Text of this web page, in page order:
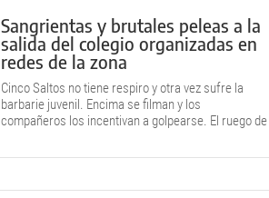
Sangrientas y brutales peleas a la
salida del colegio organizadas en
redes de la zona
Cinco Saltos no tiene respiro y otra vez sufre la
barbarie juvenil. Encima se filman y los
compañeros los incentivan a golpearse. El ruego de